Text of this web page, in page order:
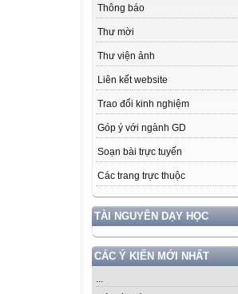
Thông báo
Thư mời
Thư viện ảnh
Liên kết website
Trao đổi kinh nghiệm
Góp ý với ngành GD
Soạn bài trực tuyến
Các trang trực thuộc
TÀI NGUYÊN DẠY HỌC
CÁC Ý KIẾN MỚI NHẤT
...